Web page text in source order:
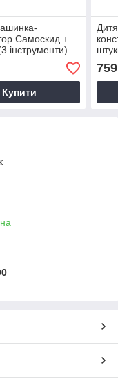
Самоскид +
інструменти)
Купити
759